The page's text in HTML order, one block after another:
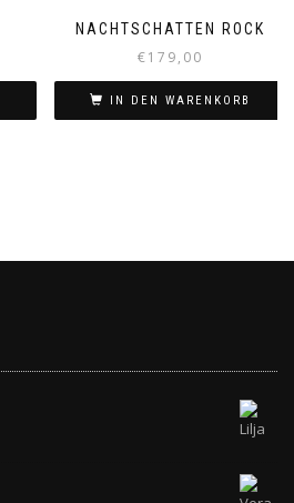
NACHTSCHATTEN ROCK
€179,00
IN DEN WARENKORB